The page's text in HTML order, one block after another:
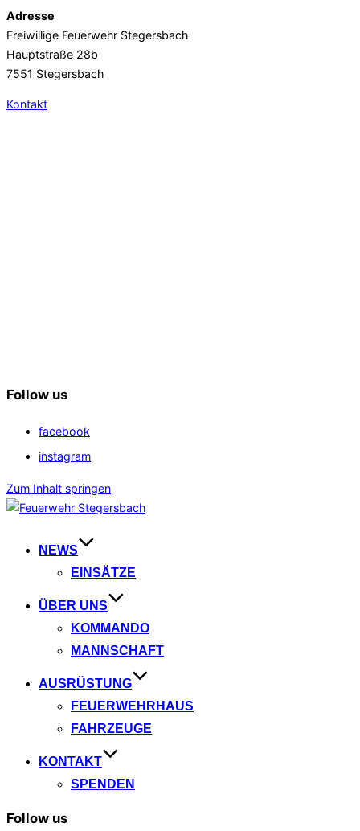
Adresse
Freiwillige Feuerwehr Stegersbach
Hauptstraße 28b
7551 Stegersbach
Kontakt
Follow us
facebook
instagram
Zum Inhalt springen
NEWS
EINSÄTZE
ÜBER UNS
KOMMANDO
MANNSCHAFT
AUSRÜSTUNG
FEUERWEHRHAUS
FAHRZEUGE
KONTAKT
SPENDEN
Follow us